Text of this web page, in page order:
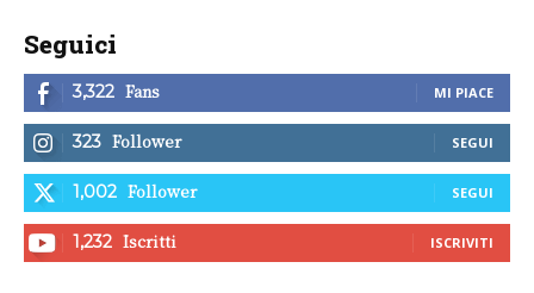
Seguici
3,322 Fans MI PIACE
323 Follower SEGUI
1,002 Follower SEGUI
1,232 Iscritti ISCRIVITI